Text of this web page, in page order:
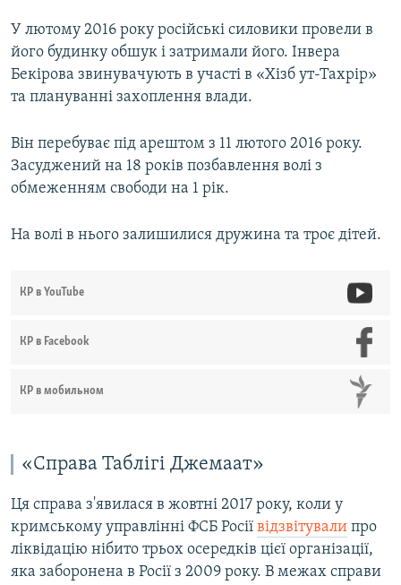
У лютому 2016 року російські силовики провели в
його будинку обшук і затримали його. Інвера
Бекірова звинувачують в участі в «Хізб ут-Тахрір»
та плануванні захоплення влади.
Він перебуває під арештом з 11 лютого 2016 року.
Засуджений на 18 років позбавлення волі з
обмеженням свободи на 1 рік.
На волі в нього залишилися дружина та троє дітей.
КР в YouTube
КР в Facebook
КР в мобильном
«Справа Таблігі Джемаат»
Ця справа з'явилася в жовтні 2017 року, коли у
кримському управлінні ФСБ Росії відзвітували про
ліквідацію нібито трьох осередків цієї організації,
яка заборонена в Росії з 2009 року. В межах справи